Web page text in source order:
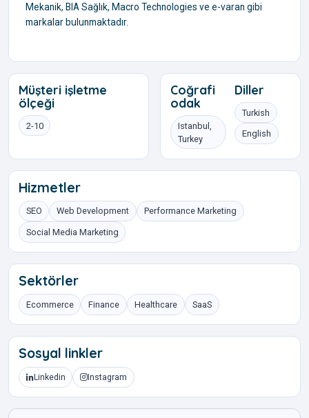
Mekanik, BIA Sağlık, Macro Technologies ve e-varan gibi
markalar bulunmaktadır.
Müşteri işletme
ölçeği
2-10
Coğrafi
odak
Istanbul,
Turkey
Diller
Turkish
English
Hizmetler
SEO Web Development Performance Marketing
Social Media Marketing
Sektörler
Ecommerce Finance Healthcare SaaS
Sosyal linkler
Linkedin Instagram